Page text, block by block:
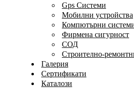
Gps Системи
Мобилни устройства
Компютърни
Фирмена сигурност
СОД
Строително-
Галерия
Сертификати
Каталози